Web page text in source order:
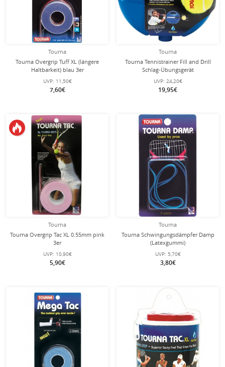
Tourna
Tourna Overgrip Tuff XL (längere
Haltbarkeit) blau 3er
UVP: 11,50€
7,60€
Tourna
Tourna Tennistrainer Fill and Drill
Schlag-Übungsgerät
UVP: 24,20€
19,95€
Tourna
Tourna Overgrip Tac XL 0.55mm pink
3er
UVP: 10,90€
5,90€
Tourna
Tourna Schwingungsdämpfer Damp
(Latexgummi)
UVP: 5,70€
3,80€